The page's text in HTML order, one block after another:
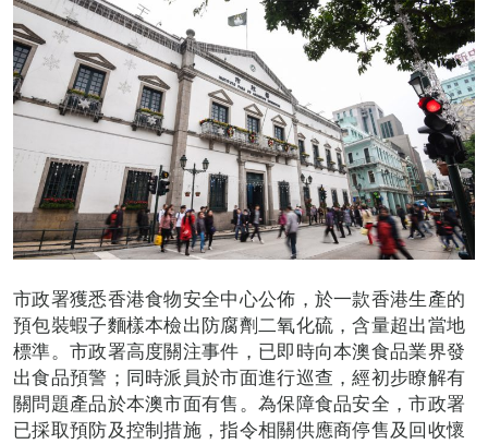
市政署獲悉香港食物安全中心公佈，於一款香港生產的
預包裝蝦子麵樣本檢出防腐劑二氧化硫，含量超出當地
標準。市政署高度關注事件，已即時向本澳食品業界發
出食品預警；同時派員於市面進行巡查，經初步瞭解有
關問題產品於本澳市面有售。為保障食品安全，市政署
已採取預防及控制措施，指令相關供應商停售及回收懷